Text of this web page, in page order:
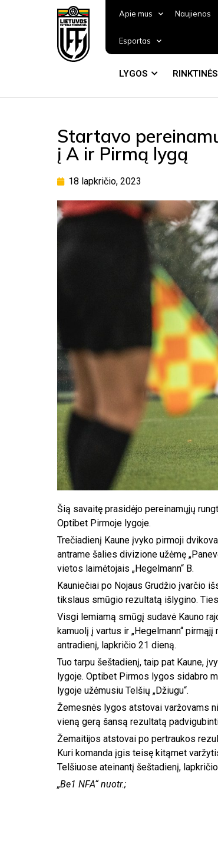
Apie mus Naujienos
Esportas
LYGOS RINKTINĖS
Startavo
į A ir Pirmą lygą
18 lapkričio, 2023
Šią savaitę prasidėjo pereinamųjų
Optibet Pirmoje lygoje.
Trečiadienį Kaune įvyko pirmoji
antrame šalies divizione užėmę
vietos laimėtojais „Hegelmann“ B.
Kauniečiai po Nojaus Grudžio įvarčio
tikslaus smūgio rezultatą išlygino.
Visgi lemiamą smūgį sudavė Kauno
kamuolį į vartus ir „Hegelmann“
antradienį, lapkričio 21 dieną.
Tuo tarpu šeštadienį, taip pat Kaune,
lygoje. Optibet Pirmos lygos sidabro
lygoje užėmusiu Telšių „Džiugu“.
Žemesnės lygos atstovai varžovams
vieną gerą šansą rezultatą
Žemaitijos atstovai po pertraukos
Kuri komanda įgis teisę kitąmet
Telšiuose ateinantį šeštadienį,
„Be1 NFA“ nuotr.;